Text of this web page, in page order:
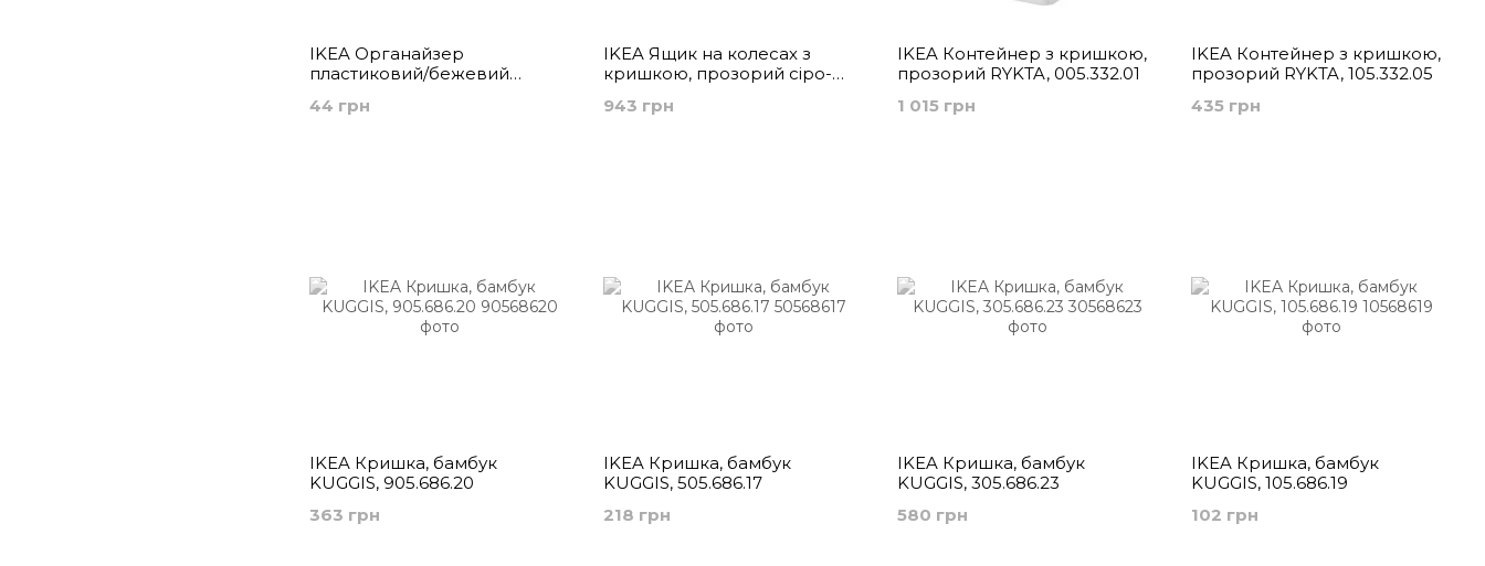
IKEA Органайзер
пластиковий/бежевий
44 грн
IKEA Ящик на колесах з
кришкою, прозорий сіро-
194.893.78
943 грн
IKEA Контейнер з кришкою,
прозорий RYKTA, 005.332.01
1 015 грн
IKEA Контейнер з кришкою,
прозорий RYKTA, 105.332.05
435 грн
IKEA Кришка, бамбук
KUGGIS, 905.686.20
363 грн
IKEA Кришка, бамбук
KUGGIS, 505.686.17
218 грн
IKEA Кришка, бамбук
KUGGIS, 305.686.23
580 грн
IKEA Кришка, бамбук
KUGGIS, 105.686.19
102 грн